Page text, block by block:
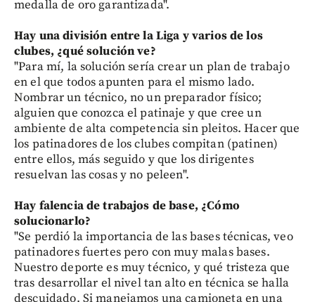
medalla de oro garantizada".
Hay una división entre la Liga y varios de los
clubes, ¿qué solución ve?
"Para mí, la solución sería crear un plan de trabajo
en el que todos apunten para el mismo lado.
Nombrar un técnico, no un preparador físico;
alguien que conozca el patinaje y que cree un
ambiente de alta competencia sin pleitos. Hacer que
los patinadores de los clubes compitan (patinen)
entre ellos, más seguido y que los dirigentes
resuelvan las cosas y no peleen".
Hay falencia de trabajos de base, ¿Cómo
solucionarlo?
"Se perdió la importancia de las bases técnicas, veo
patinadores fuertes pero con muy malas bases.
Nuestro deporte es muy técnico, y qué tristeza que
tras desarrollar el nivel tan alto en técnica se halla
descuidado. Si manejamos una camioneta en una